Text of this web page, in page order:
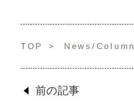
TOP News/Column
前の記事